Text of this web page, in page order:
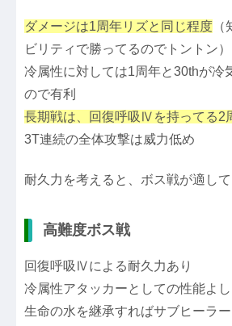
ダメージは1周年リズと同じ程度
ビリティで勝ってるのでトントン）
冷属性に対しては1周年と30thが冷
ので有利
長期戦は、回復呼吸Ⅳを持ってる2
3T連続の全体攻撃は威力低め
耐久力を考えると、ボス戦が適して
高難度ボス戦
回復呼吸Ⅳによる耐久力あり
冷属性アタッカーとしての性能よし
生命の水を継承すればサブヒーラ